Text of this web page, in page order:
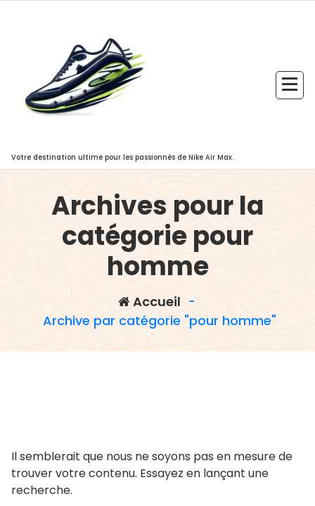
Votre destination ultime pour les passionnés de Nike Air Max.
Archives pour la
catégorie pour
homme
Accueil -
Archive par catégorie "pour homme"
Il semblerait que nous ne soyons pas en mesure de
trouver votre contenu. Essayez en lançant une
recherche.